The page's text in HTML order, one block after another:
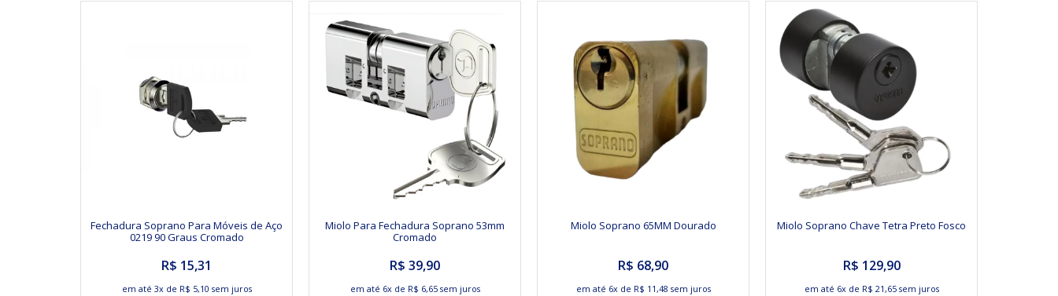
Fechadura Soprano Para Móveis de Aço
0219 90 Graus Cromado
R$ 15,31
em até 3xde R$ 5,10 sem juros
Miolo Para Fechadura Soprano 53mm
Cromado
R$ 39,90
em até 6xde R$ 6,65sem juros
Miolo Soprano 65MM Dourado
R$ 68,90
em até 6xde R$ 11,48 sem juros
Miolo Soprano Chave Tetra Preto Fosco
R$ 129,90
em até 6xde R$ 21,65sem juros